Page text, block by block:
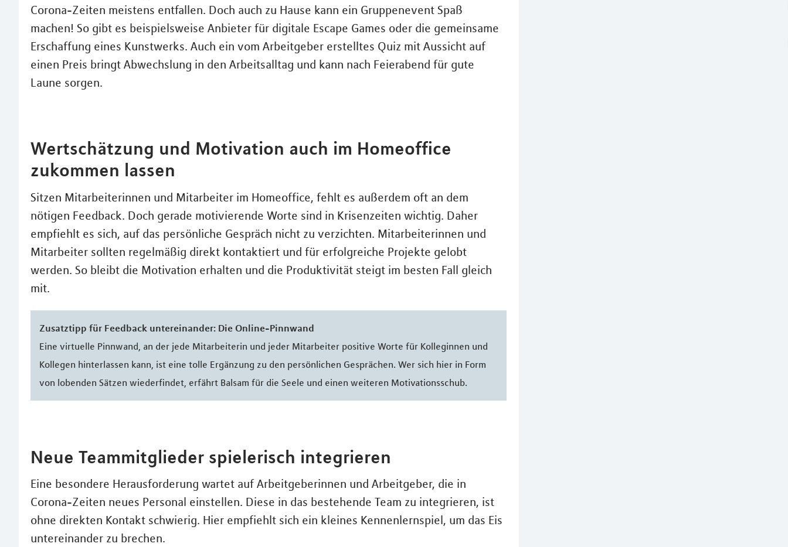
Corona-Zeiten meistens entfallen. Doch auch zu Hause kann ein Gruppenevent Spaß
machen! So gibt es beispielsweise Anbieter für digitale Escape Games oder die gemeinsame
Erschaffung eines Kunstwerks. Auch ein vom Arbeitgeber erstelltes Quiz mit Aussicht auf
einen Preis bringt Abwechslung in den Arbeitsalltag und kann nach Feierabend für gute
Laune sorgen.
Wertschätzung und Motivation auch im Homeoffice
zukommen lassen
Sitzen Mitarbeiterinnen und Mitarbeiter im Homeoffice, fehlt es außerdem oft an dem
nötigen Feedback. Doch gerade motivierende Worte sind in Krisenzeiten wichtig. Daher
empfiehlt es sich, auf das persönliche Gespräch nicht zu verzichten. Mitarbeiterinnen und
Mitarbeiter sollten regelmäßig direkt kontaktiert und für erfolgreiche Projekte gelobt
werden. So bleibt die Motivation erhalten und die Produktivität steigt im besten Fall gleich
mit.
Zusatztipp für Feedback untereinander: Die Online-Pinnwand
Eine virtuelle Pinnwand, an der jede Mitarbeiterin und jeder Mitarbeiter positive Worte für Kolleginnen und
Kollegen hinterlassen kann, ist eine tolle Ergänzung zu den persönlichen Gesprächen. Wer sich hier in Form
von lobenden Sätzen wiederfindet, erfährt Balsam für die Seele und einen weiteren Motivationsschub.
Neue Teammitglieder spielerisch integrieren
Eine besondere Herausforderung wartet auf Arbeitgeberinnen und Arbeitgeber, die in
Corona-Zeiten neues Personal einstellen. Diese in das bestehende Team zu integrieren, ist
ohne direkten Kontakt schwierig. Hier empfiehlt sich ein kleines Kennenlernspiel, um das Eis
untereinander zu brechen.